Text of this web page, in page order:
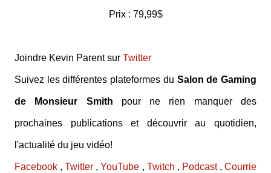
Prix : 79,99$
Joindre Kevin Parent sur Twitter
Suivez les différentes plateformes du Salon de Gaming
de Monsieur Smith pour ne rien manquer des
prochaines publications et découvrir au quotidien,
l'actualité du jeu vidéo!
Facebook ,Twitter ,YouTube , Twitch , Podcast,Courrie